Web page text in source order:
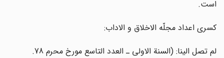
است.
کسری اعداد مجلّه الاخلاق و الاداب:
لم تصل الینا: (السنة الاولی ـ العدد التاسع مورخ محرم 78.